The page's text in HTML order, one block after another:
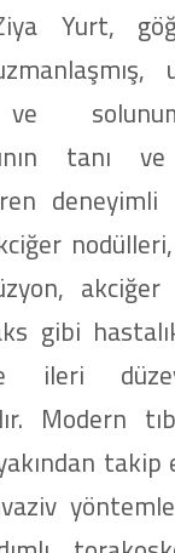
Yurt,
tanı
gibi
ileri
Modern
takip